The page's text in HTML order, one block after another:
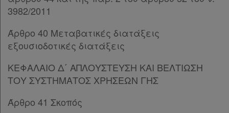
Πληροφορίες
Εταιρεία
Άρθρο 80
Άρθρο 81
Άρθρο 82
Άρθρο 83
Άρθρο 84
Άρθρο 85 [-]
Παρ.2
3982/2011
Άρθρο 40 Μεταβατικές διατάξεις
εξουσιοδοτικές διατάξεις
ΚΕΦΑΛΑΙΟ Δ΄ ΑΠΛΟΥΣΤΕΥΣΗ ΚΑΙ ΒΕΛΤΙΩΣΗ
ΤΟΥ ΣΥΣΤΗΜΑΤΟΣ ΧΡΗΣΕΩΝ ΓΗΣ
Άρθρο 41 Σκοπός